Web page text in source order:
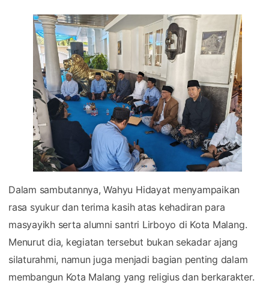
Dalam sambutannya, Wahyu Hidayat menyampaikan
rasa syukur dan terima kasih atas kehadiran para
masyayikh serta alumni santri Lirboyo di Kota Malang.
Menurut dia, kegiatan tersebut bukan sekadar ajang
silaturahmi, namun juga menjadi bagian penting dalam
membangun Kota Malang yang religius dan berkarakter.